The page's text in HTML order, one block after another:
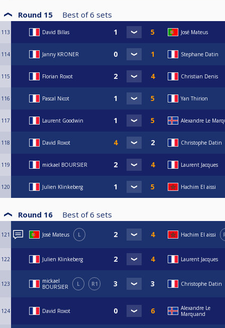
Round 15 Best of6 sets
113 David Billas José Mateus
114 Janny KRONER Stephane Datin
115 Florian Roxot Christian Denis
116 Pascal Nicot Yan Thirion
117 Laurent Goodwin Alexandre Le
118 David Roxot Christophe Datin
119 mickael BOURSIER Laurent Jacques
120 Julien Klinkeberg Hachim El aissi
Round 16 Best of6 sets
121 José Mateus L Hachim El aissi
122 Julien Klinkeberg Laurent Jacques
123
mickael
BOURSIER
L R1 Christophe Datin
124 David Roxot
Alexandre Le
Marquand